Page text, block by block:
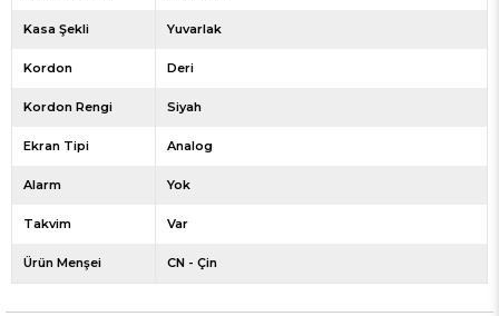
Kasa Şekli Yuvarlak
Kordon Deri
Kordon Rengi Siyah
Ekran Tipi Analog
Alarm Yok
Takvim Var
Ürün Menşei CN - Çin